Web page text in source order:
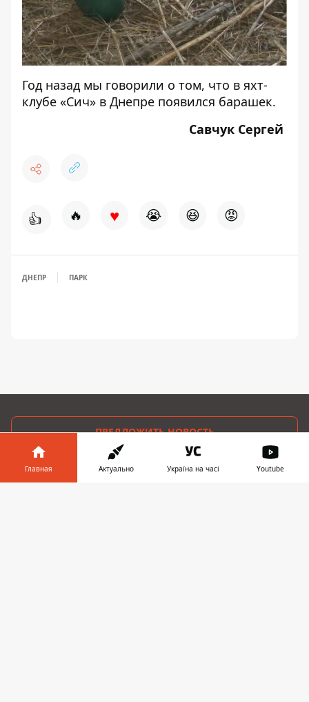
Год назад мы говорили о том, что в яхт-
клубе «Сич» в Днепре появился барашек.
Савчук Сергей
👍 🔥 ♥ 😭 😆 😡
ДНЕПР ПАРК
ПРЕДЛОЖИТЬ НОВОСТЬ
Днепр
Главная Актуально Україна на часі Youtube